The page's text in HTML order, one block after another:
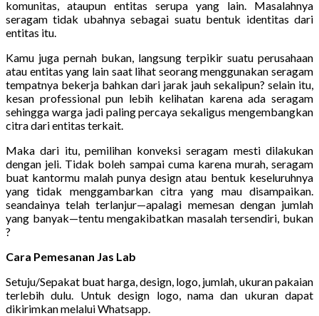
komunitas, ataupun entitas serupa yang lain. Masalahnya
seragam tidak ubahnya sebagai suatu bentuk identitas dari
entitas itu.
Kamu juga pernah bukan, langsung terpikir suatu perusahaan
atau entitas yang lain saat lihat seorang menggunakan seragam
tempatnya bekerja bahkan dari jarak jauh sekalipun? selain itu,
kesan professional pun lebih kelihatan karena ada seragam
sehingga warga jadi paling percaya sekaligus mengembangkan
citra dari entitas terkait.
Maka dari itu, pemilihan konveksi seragam mesti dilakukan
dengan jeli. Tidak boleh sampai cuma karena murah, seragam
buat kantormu malah punya design atau bentuk keseluruhnya
yang tidak menggambarkan citra yang mau disampaikan.
seandainya telah terlanjur—apalagi memesan dengan jumlah
yang banyak—tentu mengakibatkan masalah tersendiri, bukan
?
Cara Pemesanan Jas Lab
Setuju/Sepakat buat harga, design, logo, jumlah, ukuran pakaian
terlebih dulu. Untuk design logo, nama dan ukuran dapat
dikirimkan melalui Whatsapp.